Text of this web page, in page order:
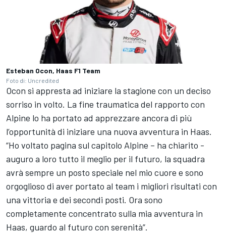
Esteban Ocon, Haas F1 Team
Foto di: Uncredited
Ocon si appresta ad iniziare la stagione con un deciso
sorriso in volto. La fine traumatica del rapporto con
Alpine lo ha portato ad apprezzare ancora di più
l’opportunità di iniziare una nuova avventura in Haas.
“Ho voltato pagina sul capitolo Alpine – ha chiarito -
auguro a loro tutto il meglio per il futuro, la squadra
avrà sempre un posto speciale nel mio cuore e sono
orgoglioso di aver portato al team i migliori risultati con
una vittoria e dei secondi posti. Ora sono
completamente concentrato sulla mia avventura in
Haas, guardo al futuro con serenità”.